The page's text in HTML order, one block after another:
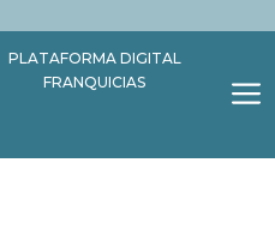
PLATAFORMA DIGITAL
FRANQUICIAS